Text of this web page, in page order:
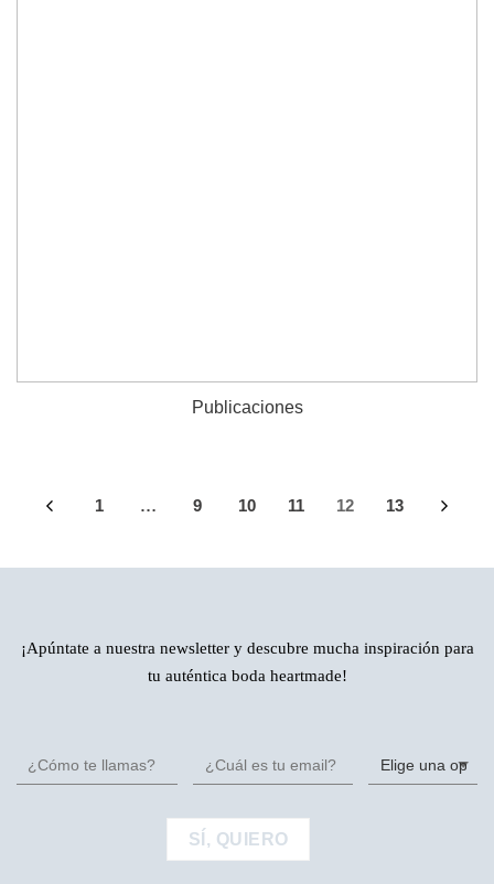
Publicaciones
1 … 9 10 11 12 13
¡Apúntate a nuestra newsletter y descubre mucha inspiración para
tu auténtica boda heartmade!